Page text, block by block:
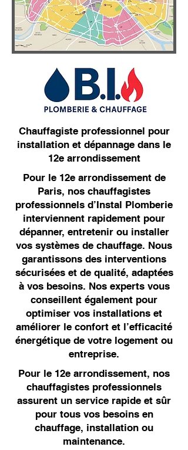
Chauffagiste professionnel pour
installation et dépannage dans le
12e arrondissement
Pour le 12e arrondissement de
Paris, nos chauffagistes
professionnels d’Instal Plomberie
interviennent rapidement pour
dépanner, entretenir ou installer
vos systèmes de chauffage. Nous
garantissons des interventions
sécurisées et de qualité, adaptées
à vos besoins. Nos experts vous
conseillent également pour
optimiser vos installations et
améliorer le confort et l’efficacité
énergétique de votre logement ou
entreprise.
Pour le 12e arrondissement, nos
chauffagistes professionnels
assurent un service rapide et sûr
pour tous vos besoins en
chauffage, installation ou
maintenance.